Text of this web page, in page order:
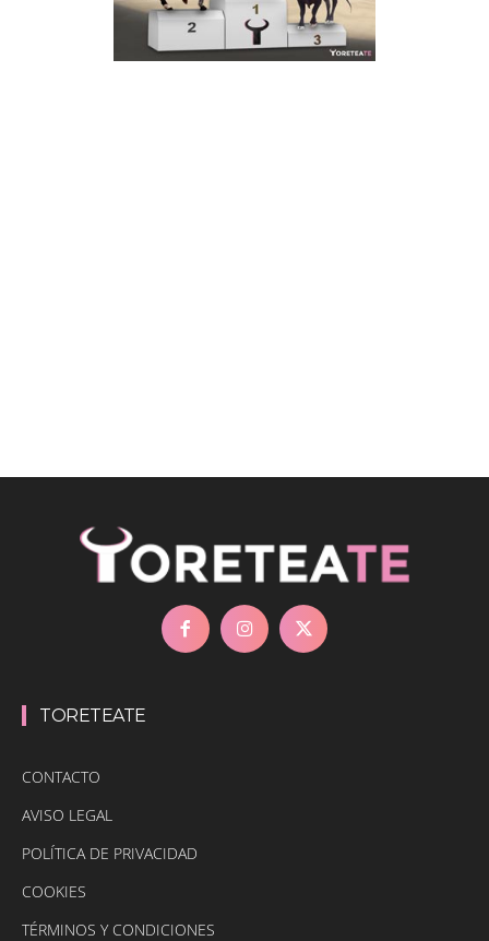
TORETEATE
CONTACTO
AVISO LEGAL
POLÍTICA DE PRIVACIDAD
COOKIES
TÉRMINOS Y CONDICIONES